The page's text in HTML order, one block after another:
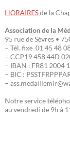
HORAIRESde la
Association de la
95 rue de Sèvres •
– Tél. fixe 01 45 48
– CCP19 458 44D
– IBAN : FR81 2004
– BIC :
–
Notre service
au vendredi de 9h à